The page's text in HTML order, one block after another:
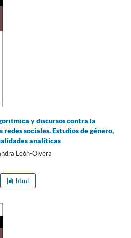
y discursos contra la
sociales. Estudios de género,
analíticas
León-Olvera
html